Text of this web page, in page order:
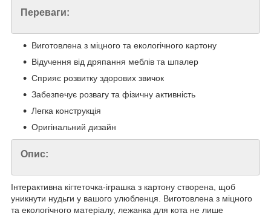
Переваги:
Виготовлена з міцного та екологічного картону
Відучення від дряпання меблів та шпалер
Сприяє розвитку здорових звичок
Забезпечує розвагу та фізичну активність
Легка конструкція
Оригінальний дизайн
Опис:
Інтерактивна кігтеточка-іграшка з картону створена, щоб
уникнути нудьги у вашого улюбленця. Виготовлена з міцного
та екологічного матеріалу, лежанка для кота не лише